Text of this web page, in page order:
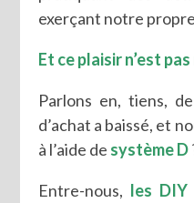
exerçant notre
Et ce plaisir n’est
Parlons en, tiens,
d’achat a baissé, et
à l’aide de système D
Entre-nous, les DIY